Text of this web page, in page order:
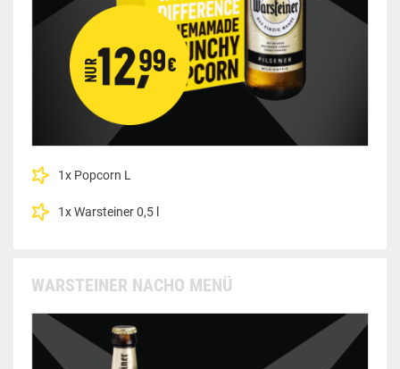
1x Popcorn L
1x Warsteiner 0,5 l
WARSTEINER NACHO MENÜ